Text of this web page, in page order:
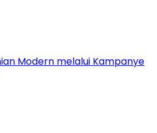
Modern melalui Kampanye